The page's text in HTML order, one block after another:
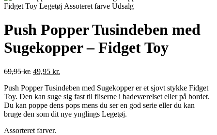
Push Popper Tusindeben med
Sugekopper – Fidget Toy
69,95kr. 49,95 kr.
Push Popper Tusindeben med Sugekopper er et sjovt stykke Fidget
Toy. Den kan suge sig fast til fliserne i badeværelset eller på bordet.
Du kan poppe dens pops mens du ser en god serie eller du kan
bruge den som dit nye ynglings Legetøj.
Assorteret farver.